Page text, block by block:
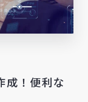
成！便利な